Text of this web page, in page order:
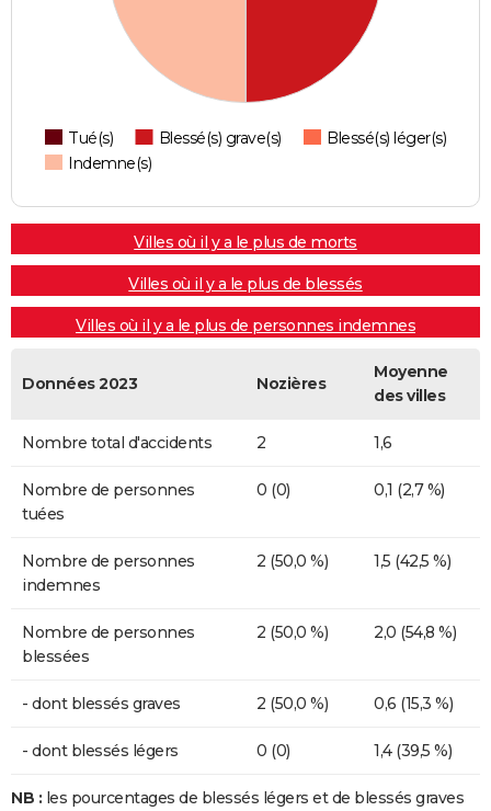
Tué(s) Blessé(s) grave(s)
Blessé(s) léger(s)
Indemne(s)
Villes où il y a le plus de morts
Villes où il y a le plus de blessés
Villes où il y a le plus de personnes indemnes
Données 2023 Nozières
Moyenne
des villes
Nombre total d'accidents 2 1,6
Nombre de personnes
tuées
0 (0) 0,1 (2,7 %)
Nombre de personnes
indemnes
2 (50,0 %) 1,5 (42,5 %)
Nombre de personnes
blessées
2 (50,0 %) 2,0 (54,8 %)
- dont blessés graves 2 (50,0 %) 0,6 (15,3 %)
- dont blessés légers 0 (0) 1,4 (39,5 %)
NB : les pourcentages de blessés légers et de blessés graves